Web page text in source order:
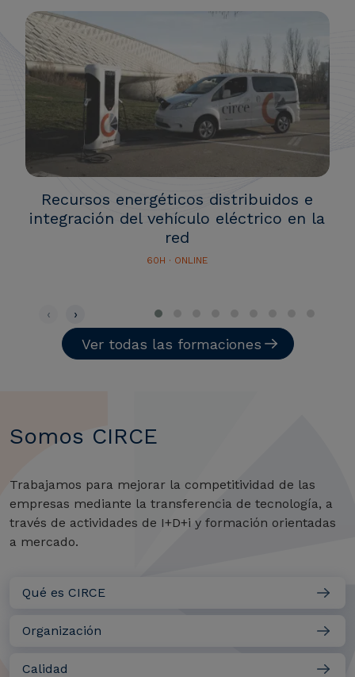
Recursos energéticos distribuidos e
integración del vehículo eléctrico en la
red
60H · ONLINE
‹ ›
Ver todas las formaciones
Somos CIRCE
Trabajamos para mejorar la competitividad de las
empresas mediante la transferencia de tecnología, a
través de actividades de I+D+i y formación orientadas
a mercado.
Qué es CIRCE
Organización
Calidad